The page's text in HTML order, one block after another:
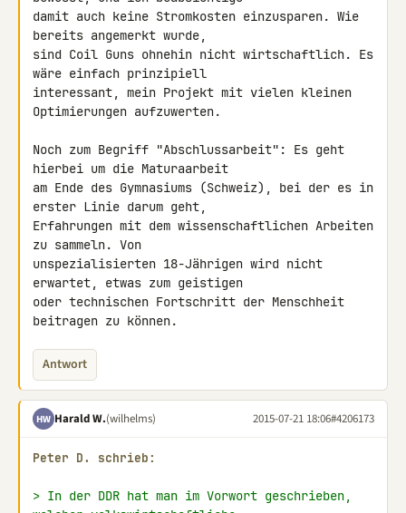
damit auch keine Stromkosten einzusparen. Wie
bereits angemerkt wurde,
sind Coil Guns ohnehin nicht wirtschaftlich. Es
wäre einfach prinzipiell
interessant, mein Projekt mit vielen kleinen
Optimierungen aufzuwerten.
Noch zum Begriff "Abschlussarbeit": Es geht
hierbei um die Maturaarbeit
am Ende des Gymnasiums (Schweiz), bei der es in
erster Linie darum geht,
Erfahrungen mit dem wissenschaftlichen Arbeiten
zu sammeln. Von
unspezialisierten 18-Jährigen wird nicht
erwartet, etwas zum geistigen
oder technischen Fortschritt der Menschheit
beitragen zu können.
Antwort
HW Harald W.(wilhelms) 2015-07-21 18:06#4206173
Peter D. schrieb:
> In der DDR hat man im Vorwort geschrieben,